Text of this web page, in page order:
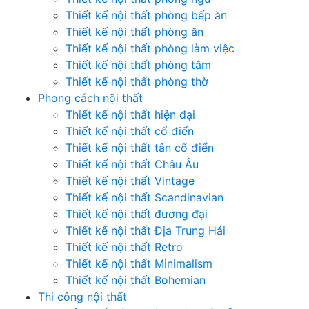
Thiết kế nội thất phòng bếp ăn
Thiết kế nội thất phòng ăn
Thiết kế nội thất phòng làm việc
Thiết kế nội thất phòng tắm
Thiết kế nội thất phòng thờ
Phong cách nội thất
Thiết kế nội thất hiện đại
Thiết kế nội thất cổ điển
Thiết kế nội thất tân cổ điển
Thiết kế nội thất Châu Âu
Thiết kế nội thất Vintage
Thiết kế nội thất Scandinavian
Thiết kế nội thất đương đại
Thiết kế nội thất Địa Trung Hải
Thiết kế nội thất Retro
Thiết kế nội thất Minimalism
Thiết kế nội thất Bohemian
Thi công nội thất